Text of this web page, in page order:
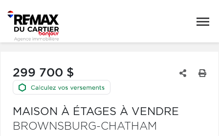
299 700 $
MAISON À ÉTAGES À VENDRE
BROWNSBURG-CHATHAM